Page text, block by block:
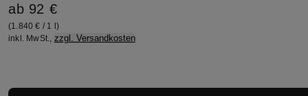
ab 92 €
(1.840 € / 1 l)
inkl. MwSt., zzgl. Versandkosten